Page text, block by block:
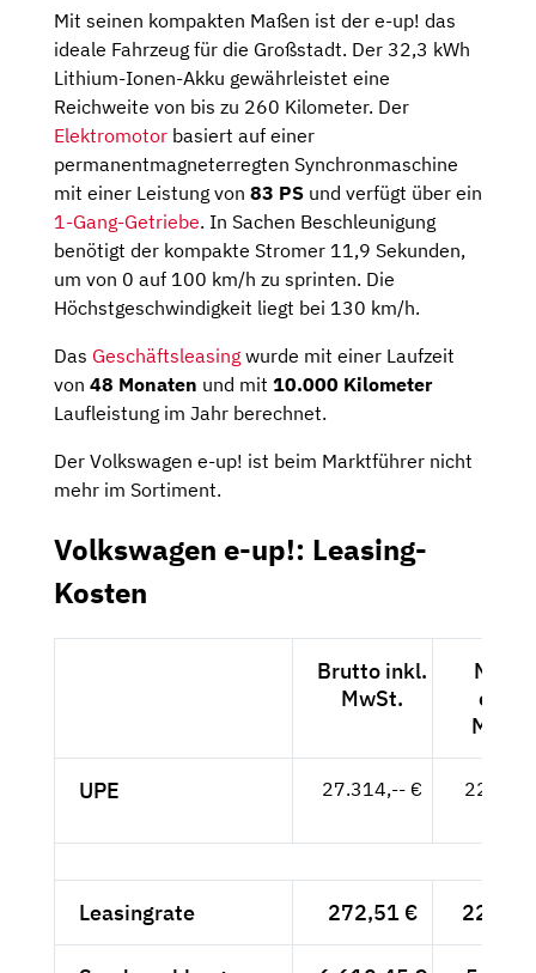
Mit seinen kompakten Maßen ist der e-up! das
ideale Fahrzeug für die Großstadt. Der 32,3 kWh
Lithium-Ionen-Akku gewährleistet eine
Reichweite von bis zu 260 Kilometer. Der
Elektromotor basiert auf einer
permanentmagneterregten Synchronmaschine
mit einer Leistung von 83 PS und verfügt über ein
1-Gang-Getriebe. In Sachen Beschleunigung
benötigt der kompakte Stromer 11,9 Sekunden,
um von 0 auf 100 km/h zu sprinten. Die
Höchstgeschwindigkeit liegt bei 130 km/h.
Das Geschäftsleasing wurde mit einer Laufzeit
von 48 Monaten und mit 10.000 Kilometer
Laufleistung im Jahr berechnet.
Der Volkswagen e-up! ist beim Marktführer nicht
mehr im Sortiment.
Volkswagen e-up!: Leasing-
Kosten
Brutto inkl.
MwSt.
Netto
exkl.
MwSt.
UPE 27.314,-- €
Leasingrate 272,51 € 229,--